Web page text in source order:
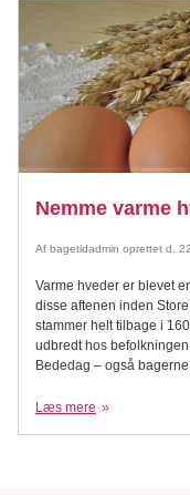
Nemme varme
Af bagetidadmin oprettet d.
Varme hveder er blevet
disse aftenen inden
stammer helt tilbage i
udbredt hos
Bededag – også
Læs mere